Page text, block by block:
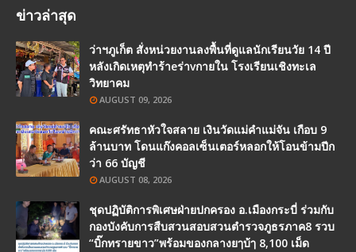
ข่าวล่าสุด
ว่าฯภูเก็ต สั่งหน่วยงานลงพื้นที่ดูแลนักเรียนวัย 14 ปี
หลังเกิดเหตุทำร้าeร่าvกายใน โรงเรียนเชิงทะเล
วิทยาคม
AUGUST 09, 2026
คณะศรัทธาหัวใจสลาย เงินวัดแม่คำแม่จัน เกือบ 9
ล้านบาท โดนแก๊งคอลเซ็นเตอร์หลอกให้โอนข้ามปีก
ว่า 66 บัญชี
AUGUST 08, 2026
ชุดปฏิบัติการพิเศษฝ่ายปกครอง อ.เมืองกระบี่ ร่วมกับ
กองบังคับการสืบสวนสอบสวนตำรวจภูธรภาค8 รวบ
“บิ๊กทรายขาว”พร้อมของกลางยๅบ้ๅ 8,100 เม็ด